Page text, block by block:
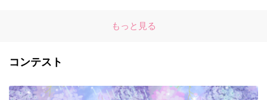
もっと見る
コンテスト